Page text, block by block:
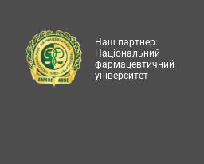
Наш партнер:
Національний
фармацевтичний
університет